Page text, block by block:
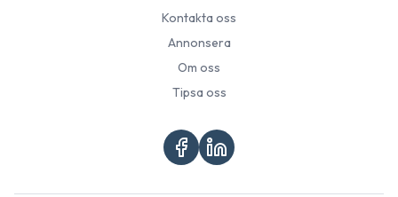
Kontakta oss
Annonsera
Om oss
Tipsa oss